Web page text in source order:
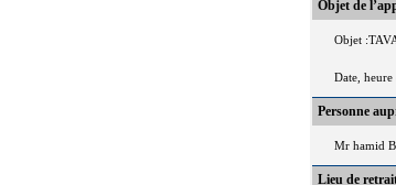
Objet de
Objet
Date,
Personne
Mr hamid
Lieu de